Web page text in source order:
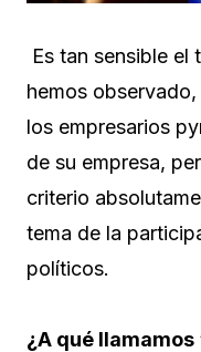
Es tan sensible el
hemos
los empresarios
de su empresa,
criterio
tema de la
políticos.
¿A qué